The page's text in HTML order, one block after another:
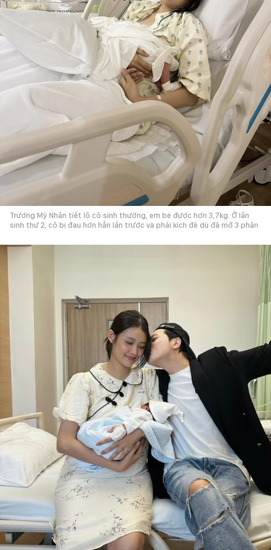
Trương Mỹ Nhân tiết lộ cô sinh thường, em bé được hơn 3,7kg. Ở lần
sinh thứ 2, cô bị đau hơn hẳn lần trước và phải kích đẻ dù đã mở 3 phân